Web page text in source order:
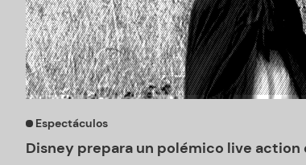
Espectáculos
Disney prepara un polémico live action